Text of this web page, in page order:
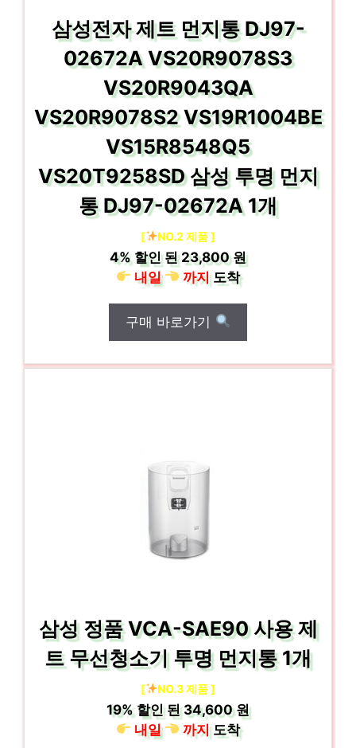
삼성전자 제트 먼지통 DJ97-
02672A VS20R9078S3
VS20R9043QA
VS20R9078S2 VS19R1004BE
VS15R8548Q5
VS20T9258SD 삼성 투명 먼지
통 DJ97-02672A 1개
[ NO.2 제품 ]
4% 할인 된23,800 원
내일
까지도착
구매 바로가기
삼성 정품 VCA-SAE90 사용 제
트 무선청소기 투명 먼지통 1개
[ NO.3 제품 ]
19% 할인 된34,600 원
내일
까지도착